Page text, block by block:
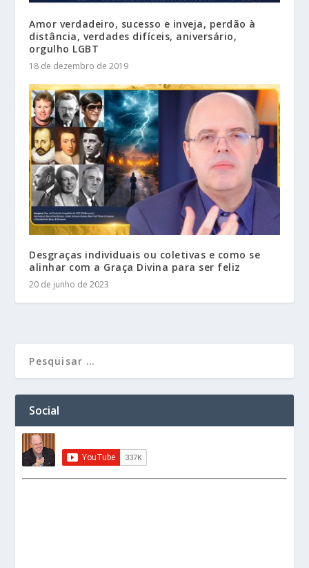
Amor verdadeiro, sucesso e inveja, perdão à
distância, verdades difíceis, aniversário,
orgulho LGBT
18 de dezembro de 2019
Desgraças individuais ou coletivas e como se
alinhar com a Graça Divina para ser feliz
20 de junho de 2023
Social